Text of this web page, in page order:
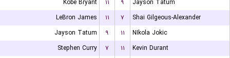
Kobe Bryant
۱۱ ۹
Jayson Tatum
LeBron James
۱۱ ۷
Shai Gilgeous-Alexander
Jayson Tatum
۹ ۱۱
NIkola Jokic
Stephen Curry
۷ ۱۱
Kevin Durant